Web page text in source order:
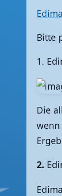
Bitte
1.
Die
wenn
2.